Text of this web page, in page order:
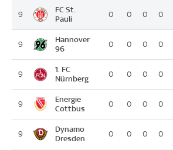
9
FC St.
Pauli
0 0 0 0
9
Hannover
96
0 0 0 0
9
1. FC
Nürnberg
0 0 0 0
9
Energie
Cottbus
0 0 0 0
9
Dynamo
Dresden
0 0 0 0